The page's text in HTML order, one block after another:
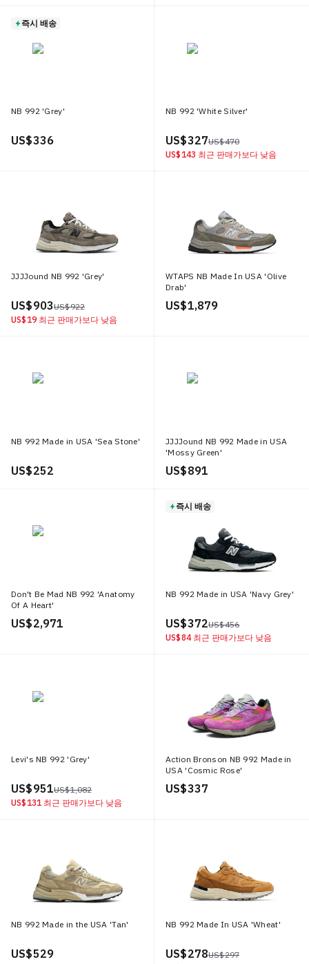
즉시 배송
NB 992 'Grey'
US$ 336
NB 992 'White Silver'
US$ 327US$ 470
US$ 143 최근 판매가보다 낮음
JJJJound NB 992 'Grey'
US$ 903US$ 922
US$ 19 최근 판매가보다 낮음
WTAPS NB Made In USA 'Olive
Drab'
US$ 1,879
NB 992 Made in USA 'Sea Stone'
US$ 252
JJJJound NB 992 Made in USA
'Mossy Green'
US$ 891
Don't Be Mad NB 992 'Anatomy
Of A Heart'
US$ 2,971
즉시 배송
NB 992 Made in USA 'Navy Grey'
US$ 372US$ 456
US$ 84 최근 판매가보다 낮음
Levi's NB 992 'Grey'
US$ 951US$ 1,082
US$ 131 최근 판매가보다 낮음
Action Bronson NB 992 Made in
USA 'Cosmic Rose'
US$ 337
NB 992 Made in the USA 'Tan'
US$ 529
NB 992 Made In USA 'Wheat'
US$ 278US$ 297